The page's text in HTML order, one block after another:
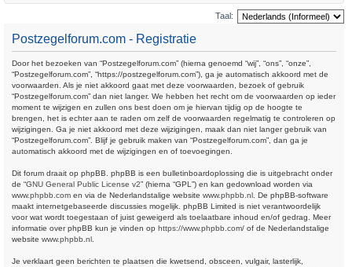
o
e
Taal:
Postzegelforum.com - Registratie
Door het bezoeken van “Postzegelforum.com” (hierna genoemd “wij”, “ons”, “onze”,
“Postzegelforum.com”, “https://postzegelforum.com”), ga je automatisch akkoord met de
voorwaarden. Als je niet akkoord gaat met deze voorwaarden, bezoek of gebruik
“Postzegelforum.com” dan niet langer. We hebben het recht om de voorwaarden op ieder
moment te wijzigen en zullen ons best doen om je hiervan tijdig op de hoogte te
brengen, het is echter aan te raden om zelf de voorwaarden regelmatig te controleren op
wijzigingen. Ga je niet akkoord met deze wijzigingen, maak dan niet langer gebruik van
“Postzegelforum.com”. Blijf je gebruik maken van “Postzegelforum.com”, dan ga je
automatisch akkoord met de wijzigingen en of toevoegingen.
Dit forum draait op phpBB. phpBB is een bulletinboardoplossing die is uitgebracht onder
de “GNU General Public License v2” (hierna “GPL”) en kan gedownload worden via
www.phpbb.com en via de Nederlandstalige website www.phpbb.nl . De phpBB-software
maakt internetgebaseerde discussies mogelijk. phpBB Limited is niet verantwoordelijk
voor wat wordt toegestaan of juist geweigerd als toelaatbare inhoud en/of gedrag. Meer
informatie over phpBB kun je vinden op https://www.phpbb.com/ of de Nederlandstalige
website www.phpbb.nl
Je verklaart geen berichten te plaatsen die kwetsend, obsceen, vulgair, lasterlijk,